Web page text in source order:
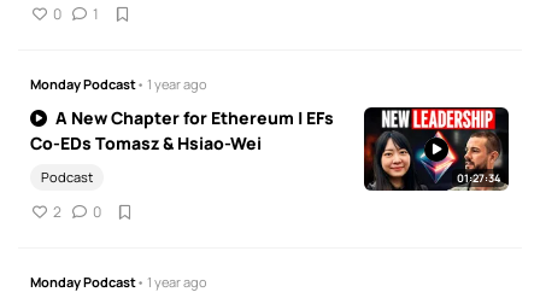
0 1
Monday Podcast• 1 year ago
A New Chapter for Ethereum | EFs
Co-EDs Tomasz & Hsiao-Wei
Podcast
2 0
01:27:34
Monday Podcast• 1 year ago